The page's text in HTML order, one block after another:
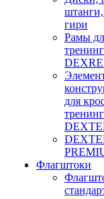
штанги,
гири
Рамы
для
Флагштоки